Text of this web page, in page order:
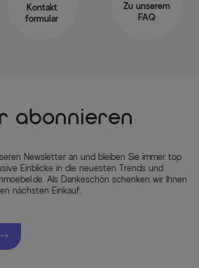
Kontakt
formular
Zu unserem
FAQ
abonnieren
Newsletter an und bleiben Sie immer top
Einblicke in die neuesten Trends und
Als Dankeschön schenken wir Ihnen
nächsten Einkauf.